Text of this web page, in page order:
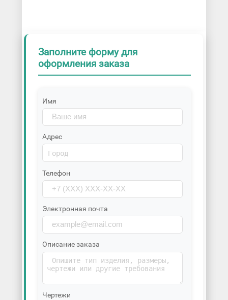
Заполните форму для
оформления заказа
Имя
Адрес
Телефон
Электронная почта
Описание заказа
Чертежи